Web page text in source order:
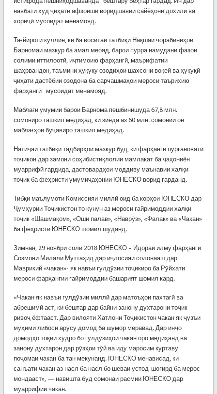
навбати худ ҷиҳати афзоиши воридшавии сайёҳони дохилӣ ва
хориҷӣ мусоидат менамояд.
Тағйироти куллие, ки ба воситаи татбиқи Нақшаи чорабиниҳои
Барномаи мазкур ба амал меояд, барои пурра намудани фазои
солими иттилоотӣ, иҷтимоию фарҳангӣ, маърифатии
шаҳрвандон, таъмини ҳуқуқу озодиҳои шахсони воқеӣ ва ҳуқуқӣ
ҷиҳати дастёбии озодона ба сарчашмаҳои мероси таърихию
фарҳангӣ мусоидат менамояд.
Маблағи умумии барои Барнома пешбинишуда 67,8 млн.
сомониро ташкил медиҳад, ки зиёда аз 60 млн. сомонии он
маблағҳои буҷавиро ташкил медиҳад.
Натиҷаи татбиқи тадбирҳои мазкур буд, ки фарҳанги пурғановати
тоҷикон дар замони соҳибистиқлолии мамлакат ба ҷаҳониён
муаррифӣ гардида, дастовардҳои моддиву маънавии халқи
тоҷик ба феҳристи умумиҷаҳонии ЮНЕСКО ворид гарданд.
Тибқи маълумоти Комиссияи миллӣ оид ба корҳои ЮНЕСКО дар
Ҷумҳурии Тоҷикистон то кунун аз мероси ғайримоддии халқи
тоҷик «Шашмақом», «Оши палав», «Наврӯз», «Фалак» ва «Чакан»
ба феҳристи ЮНЕСКО шомил шуданд.
Зимнан, 29 ноябри соли 2018 ЮНЕСКО – Идораи илму фарҳанги
Созмони Милали Муттаҳид дар иҷлосияи солонааш дар
Маврикий «чакан»- як навъи гулдӯзии тоҷикиро ба Рӯйхати
мероси фарҳангии ғайримоддии башарият шомил кард.
«Чакан як навъи гулдӯзии миллӣ дар матоъҳои пахтагӣ ва
абрешимӣ аст, ки бештар дар байни занону духтарони тоҷик
ривоҷ ёфтааст. Дар вилояти Хатлони Тоҷикистон чакан як ҷузъи
муҳими либоси арӯсу домод ба шумор меравад. Дар инҷо
домодҳо тоқии худро бо гулдӯзиҳои чакан оро медиҳанд ва
занону духтарон дар рӯзҳои тӯй ва иду маросим куртаву
поҷомаи чакан ба тан мекунанд. ЮНЕСКО менависад, ки
санъати чакан аз насл ба насл бо шеваи устод-шогирд ба мерос
мондааст», — навишта буд сомонаи расмии ЮНЕСКО дар
муаррифии чакан.